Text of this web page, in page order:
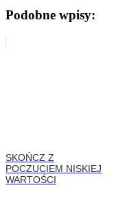
Podobne wpisy:
SKOŃCZ Z
POCZUCIEM NISKIEJ
WARTOŚCI